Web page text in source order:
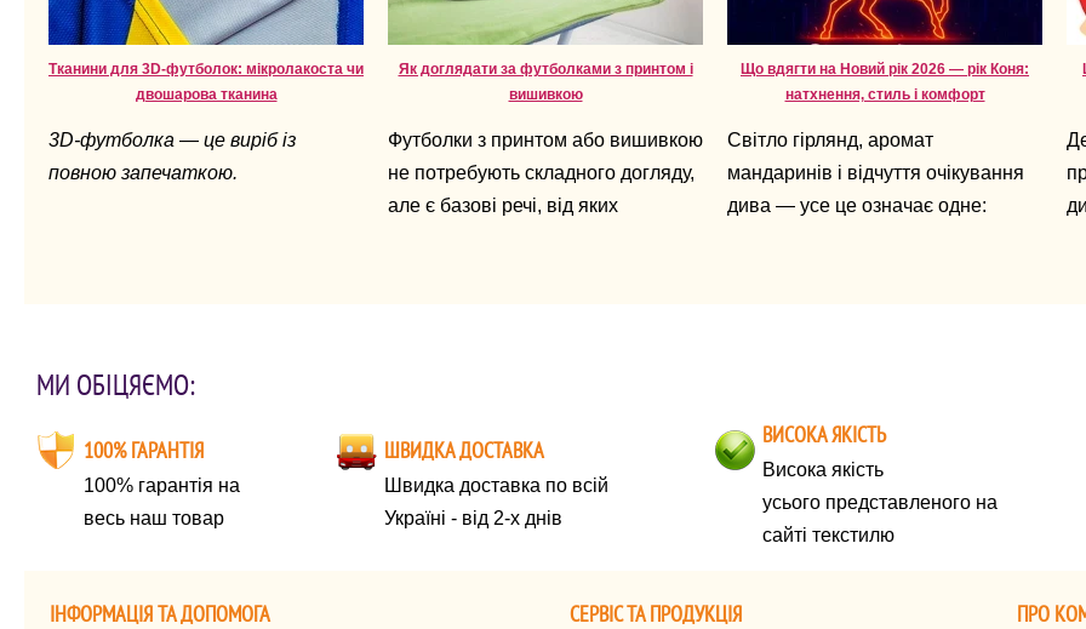
Тканини для 3D-футболок: мікролакоста чи
двошарова тканина
3D-футболка — це виріб із
повною запечаткою.
Як доглядати за футболками з принтом і
вишивкою
Футболки з принтом або вишивкою
не потребують складного догляду,
але є базові речі, від яких
Що вдягти на Новий рік 2026 — рік Коня:
натхнення, стиль і комфорт
Світло гірлянд, аромат
мандаринів і відчуття очікування
дива — усе це означає одне:
МИ ОБІЦЯЄМО:
100% ГАРАНТІЯ
100% гарантія на
весь наш товар
ШВИДКА ДОСТАВКА
Швидка доставка по всій
Україні - від 2-х днів
ВИСОКА ЯКІСТЬ
Висока якість
усього представленого на
сайті текстилю
ІНФОРМАЦІЯ ТА ДОПОМОГА СЕРВІС ТА ПРОДУКЦІЯ ПРО